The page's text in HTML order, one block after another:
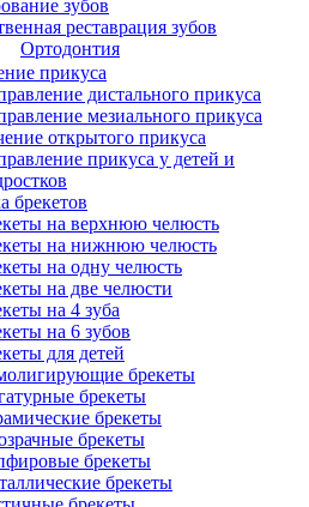
зубов
реставрация зубов
Ортодонтия
прикуса
дистального прикуса
мезиального прикуса
открытого прикуса
прикуса у детей и
брекетов
на верхнюю челюсть
на нижнюю челюсть
на одну челюсть
на две челюсти
на 4 зуба
на 6 зубов
для детей
брекеты
брекеты
брекеты
брекеты
брекеты
брекеты